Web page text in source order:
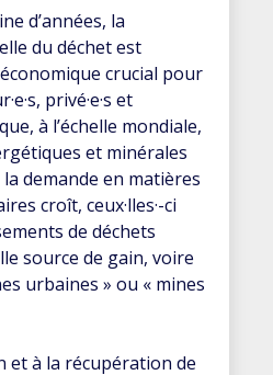
d’années, la
du déchet est
crucial pour
privé·e·s et
à l’échelle mondiale,
et minérales
demande en matières
croît, ceux·lles·-ci
de déchets
source de gain, voire
urbaines » ou « mines
et à la récupération de